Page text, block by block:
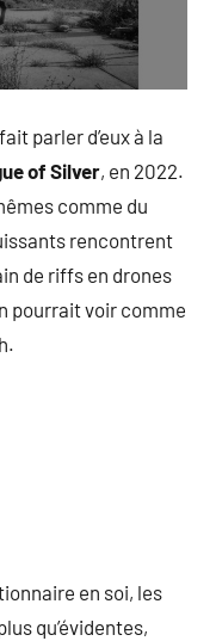
parler d’eux à la
of Silver, en 2022.
comme du
rencontrent
de riffs en drones
pourrait voir comme
en soi, les
qu’évidentes,